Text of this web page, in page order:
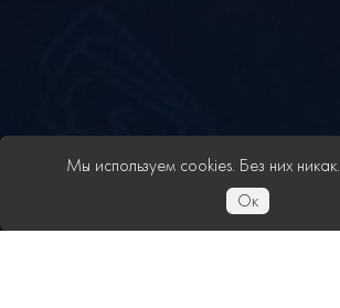
Мы используем cookies. Без них никак.
Ок